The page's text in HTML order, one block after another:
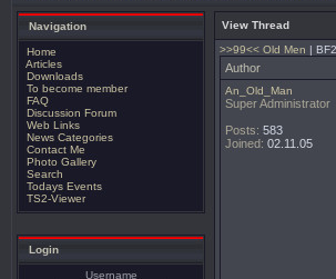
Navigation
Home
Articles
Downloads
To become member
FAQ
Discussion Forum
Web Links
News Categories
Contact Me
Photo Gallery
Search
Todays Events
TS2-Viewer
Login
Username
View Thread
>>99<< Old Men |
Author
An_Old_Man
Super Administrator
Posts: 583
Joined: 02.11.05